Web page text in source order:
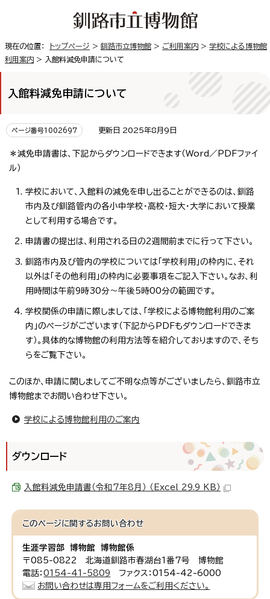
現在の位置： トップページ > 釧路市立博物館 > ご利用案内 > 学校による博物館
利用案内 > 入館料減免申請について
入館料減免申請について
ページ番号1002697 更新日 2025年8月9日
＊減免申請書は、下記からダウンロードできます（Word／PDFファイ
ル）
学校において、入館料の減免を申し出ることができるのは、釧路
市内及び釧路管内の各小中学校・高校・短大・大学において授業
として利用する場合です。
申請書の提出は、利用される日の2週間前までに行って下さい。
釧路市内及び管内の学校については「学校利用」の枠内に、それ
以外は「その他利用」の枠内に必要事項をご記入下さい。なお、利
用時間は午前9時30分～午後5時00分の範囲です。
学校関係の申請に際しましては、「学校による博物館利用のご案
内」のページがございます（下記からPDFもダウンロードできま
す）。具体的な博物館の利用方法等を紹介しておりますので、そち
らをご覧下さい。
このほか、申請に関しましてご不明な点等がございましたら、釧路市立
博物館までお問い合わせ下さい。
学校による博物館利用のご案内
ダウンロード
入館料減免申請書（令和7年8月） （Excel 29.9 KB）
このページに関するお問い合わせ
生涯学習部 博物館 博物館係
〒085-0822 北海道釧路市春湖台1番7号 博物館
電話：0154-41-5809
ファクス：0154-42-6000
お問い合わせは専用フォームをご利用ください。